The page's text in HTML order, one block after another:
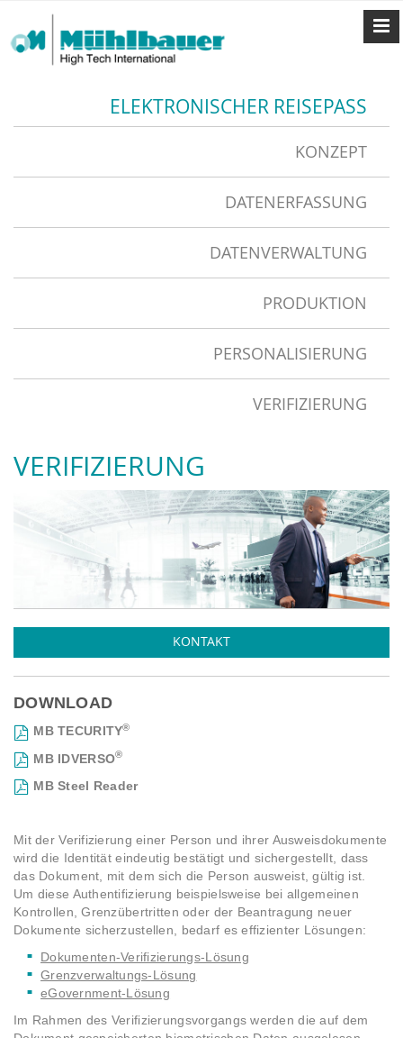
ELEKTRONISCHER REISEPASS
KONZEPT
DATENERFASSUNG
DATENVERWALTUNG
PRODUKTION
PERSONALISIERUNG
VERIFIZIERUNG
VERIFIZIERUNG
KONTAKT
DOWNLOAD
MB TECURITY®
MB IDVERSO®
MB Steel Reader
Mit der Verifizierung einer Person und ihrer Ausweisdokumente
wird die Identität eindeutig bestätigt und sichergestellt, dass
das Dokument, mit dem sich die Person ausweist, gültig ist.
Um diese Authentifizierung beispielsweise bei allgemeinen
Kontrollen, Grenzübertritten oder der Beantragung neuer
Dokumente sicherzustellen, bedarf es effizienter Lösungen:
Dokumenten-Verifizierungs-Lösung
Grenzverwaltungs-Lösung
eGovernment-Lösung
Im Rahmen des Verifizierungsvorgangs werden die auf dem